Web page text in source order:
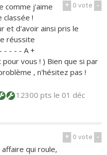
+ 0vote -
comme j'aime
classée !
et d'avoir ainsi pris le
réussite
- - - - A +
vous ! ) Bien que si par
, n'hésitez pas !
12300 ptsle 01 déc
+ 0vote -
qui roule,